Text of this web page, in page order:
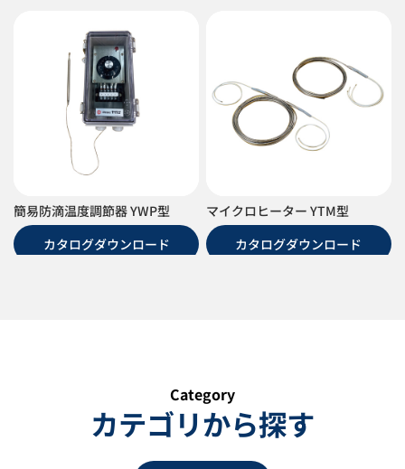
簡易防滴温度調節器 YWP型
カタログダウンロード
マイクロヒーター YTM型
カタログダウンロード
Category
カテゴリから探す